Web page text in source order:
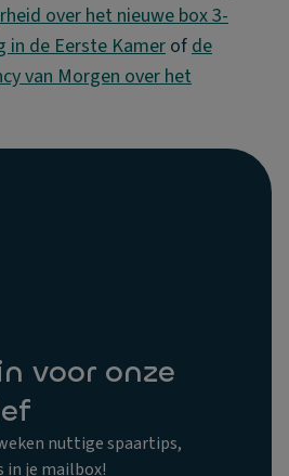
over het nieuwe box 3-
in de Eerste Kamer ofde
van Morgen over het
voor onze
nuttige spaartips,
in je mailbox!